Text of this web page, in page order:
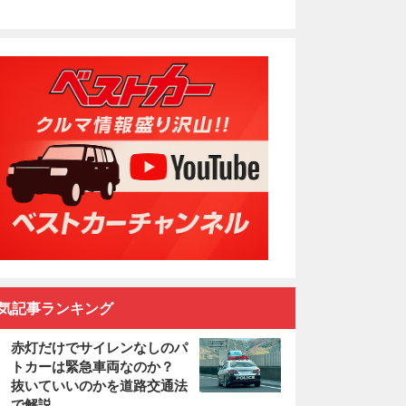
記事ランキング
赤灯だけでサイレンなしのパ
トカーは緊急車両なのか？
抜いていいのかを道路交通法